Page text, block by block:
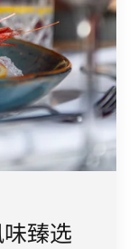
臻选